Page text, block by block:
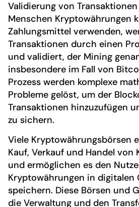
Validierung von
Menschen Kryptowährungen
Zahlungsmittel verwenden,
Transaktionen durch einen
und validiert, der Mining
insbesondere im Fall von
Prozess werden komplexe
Probleme gelöst, um der
Transaktionen hinzuzufügen
zu sichern.
Viele Kryptowährungsbörsen
Kauf, Verkauf und Handel von
und ermöglichen es den
Kryptowährungen in digitalen
speichern. Diese Börsen und
die Verwaltung und den